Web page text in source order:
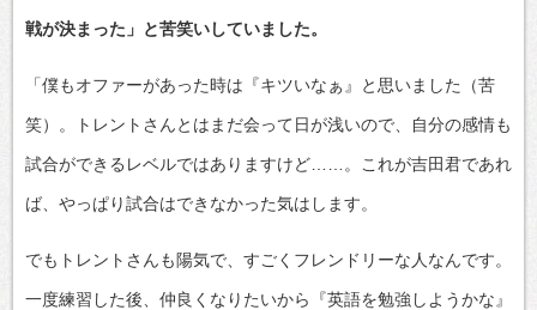
戦が決まった」と苦笑いしていました。
「僕もオファーがあった時は『キツいなぁ』と思いました（苦
笑）。トレントさんとはまだ会って日が浅いので、自分の感情も
試合ができるレベルではありますけど……。これが吉田君であれ
ば、やっぱり試合はできなかった気はします。
でもトレントさんも陽気で、すごくフレンドリーな人なんです。
一度練習した後、仲良くなりたいから『英語を勉強しようかな』